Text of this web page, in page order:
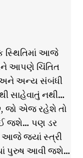
સ્થિતિમાં આજે
આપણે ચિંતિત
અને અન્ય સંબંધી
સાહેવાતું નથી…
જો એજ રહેશે તો
જશે… પણ ડર
આજે જ્યાં સ્ત્રી
પુરુષ આવી જશે…